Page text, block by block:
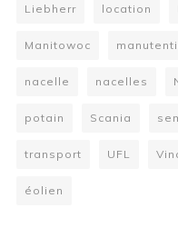
Liebherr location
Manitowoc
nacelle nacelles
potain Scania
transport UFL
éolien